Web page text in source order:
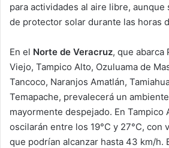
para actividades al aire libre,
de protector solar durante las horas
En el Norte de Veracruz, que abarca
Viejo, Tampico Alto, Ozuluama de
Tancoco, Naranjos Amatlán,
Temapache, prevalecerá un
mayormente despejado. En Tampico
oscilarán entre los 19°C y 27°C, con
que podrían alcanzar hasta 43 km/h.